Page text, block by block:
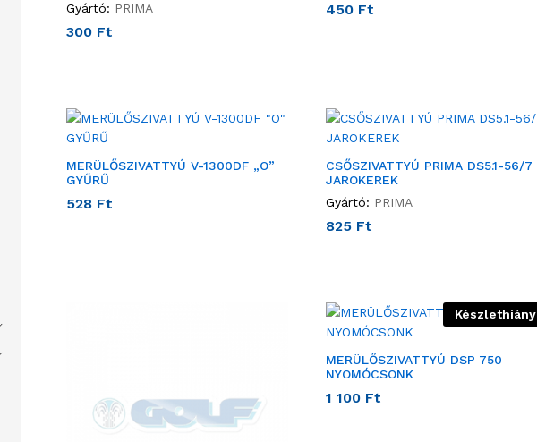
Gyártó: PRIMA
300 Ft
450 Ft
MERÜLŐSZIVATTYÚ V-1300DF „O”
GYŰRŰ
528 Ft
CSŐSZIVATTYÚ PRIMA DS5.1-56/7
JAROKEREK
Gyártó: PRIMA
825 Ft
Készlethiány
MERÜLŐSZIVATTYÚ DSP 750
NYOMÓCSONK
1 100 Ft